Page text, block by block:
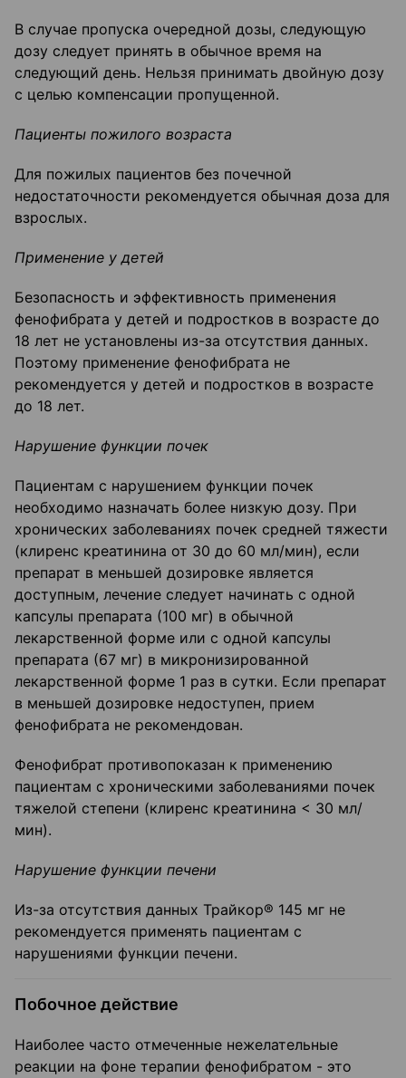
В случае пропуска очередной дозы, следующую
дозу следует принять в обычное время на
следующий день. Нельзя принимать двойную дозу
с целью компенсации пропущенной.
Пациенты пожилого возраста
Для пожилых пациентов без почечной
недостаточности рекомендуется обычная доза для
взрослых.
Применение у детей
Безопасность и эффективность применения
фенофибрата у детей и подростков в возрасте до
18 лет не установлены из-за отсутствия данных.
Поэтому применение фенофибрата не
рекомендуется у детей и подростков в возрасте
до 18 лет.
Нарушение функции почек
Пациентам с нарушением функции почек
необходимо назначать более низкую дозу. При
хронических заболеваниях почек средней тяжести
(клиренс креатинина от 30 до 60 мл/мин), если
препарат в меньшей дозировке является
доступным, лечение следует начинать с одной
капсулы препарата (100 мг) в обычной
лекарственной форме или с одной капсулы
препарата (67 мг) в микронизированной
лекарственной форме 1 раз в сутки. Если препарат
в меньшей дозировке недоступен, прием
фенофибрата не рекомендован.
Фенофибрат противопоказан к применению
пациентам с хроническими заболеваниями почек
тяжелой степени (клиренс креатинина < 30 мл/
мин).
Нарушение функции печени
Из-за отсутствия данных Трайкор® 145 мг не
рекомендуется применять пациентам с
нарушениями функции печени.
Побочное действие
Наиболее часто отмеченные нежелательные
реакции на фоне терапии фенофибратом - это